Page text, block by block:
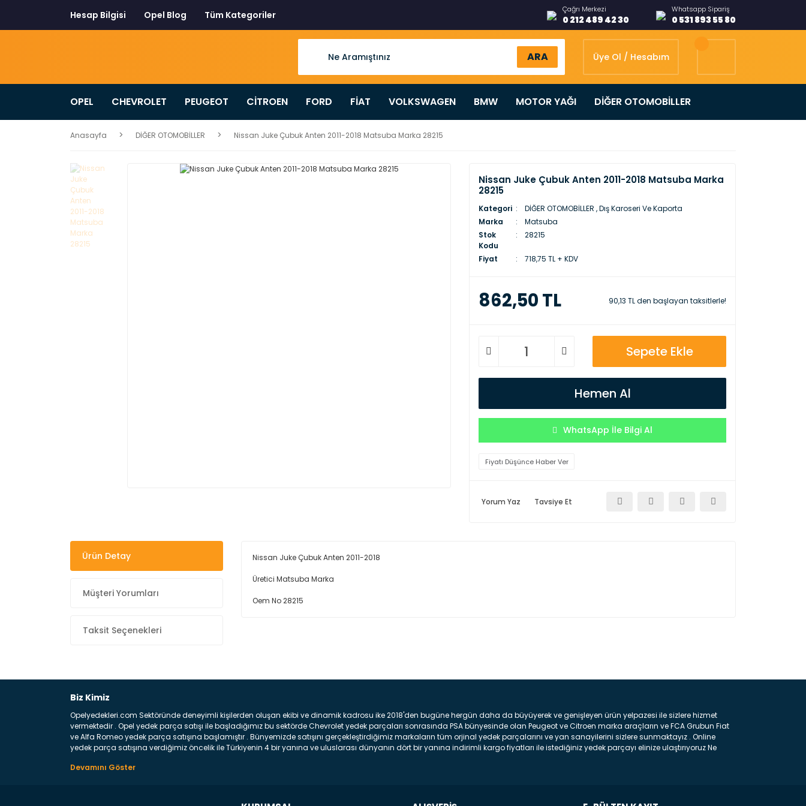
Hesap Bilgisi Opel Blog Tüm Kategoriler Çağrı Merkezi
0 212 489 42 30
Whatsapp Sipariş
0 531 893 55 80
ARA Üye Ol / Hesabım
OPEL CHEVROLET PEUGEOT CİTROEN FORD FİAT VOLKSWAGEN BMW MOTOR YAĞI DİĞER OTOMOBİLLER
Anasayfa DİĞER OTOMOBİLLER Nissan Juke Çubuk Anten 2011-2018 Matsuba Marka 28215
Nissan Juke Çubuk Anten 2011-2018 Matsuba Marka
28215
Kategori DİĞER OTOMOBİLLER ,Dış Karoseri Ve Kaporta
Marka
Matsuba
Stok
Kodu
28215
Fiyat 718,75 TL + KDV
862,50 TL 90,13 TL den başlayan taksitlerle!
Sepete Ekle
Hemen Al
WhatsApp İle Bilgi Al
Fiyatı Düşünce Haber Ver
Yorum Yaz Tavsiye Et
Ürün Detay
Müşteri Yorumları
Taksit Seçenekleri
Nissan Juke Çubuk Anten 2011-2018
Üretici Matsuba Marka
Oem No 28215
Biz Kimiz
Opelyedekleri.com Sektöründe deneyimli kişilerden oluşan ekibi ve dinamik kadrosu ike 2018'den bugüne hergün daha da büyüyerek ve genişleyen ürün yelpazesi ile sizlere hizmet
vermektedir . Opel yedek parça satışı ile başladığımız bu sektörde Chevrolet yedek parçaları sonrasında PSA bünyesinde olan Peugeot ve Citroen marka araçların ve FCA Grubun Fiat
ve Alfa Romeo yedek parça satışına başlamıştır . Bünyemizde satışını gerçekleştirdiğimiz markaların tüm orjinal yedek parçalarını ve yan sanayilerini sizlere sunmaktayız . Online
yedek parça satışına verdiğimiz öncelik ile Türkiyenin 4 bir yanına ve uluslarası dünyanın dört bir yanına indirimli kargo fiyatları ile istediğiniz yedek parçayı elinize ulaştırıyoruz Ne
belirttiğimiz parçalar sizlere fikir sağlayacaktır. Ön Tampon : Aracınızın ön kısmında bulunan plastik darbe emici amacı ile yapılmış olan kaporta aksam parçasıdır. Çamurluk :
üretilmiş disk ile teması sayesinde durmayı sağlayan aksam parçadır . Fren Diski : Aracımızın ön ve arka tekerlerinde bulunan frenleme ana elemanıdır . Hangi Araçlara Yedek Parça